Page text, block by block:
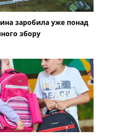
заробила уже понад
збору